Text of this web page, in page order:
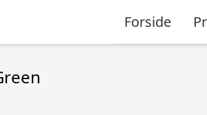
Forside